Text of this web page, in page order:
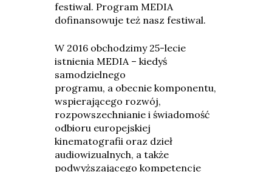
festiwal. Program MEDIA
dofinansowuje też nasz festiwal.
W 2016 obchodzimy 25-lecie
istnienia MEDIA – kiedyś
samodzielnego
programu, a obecnie komponentu,
wspierającego rozwój,
rozpowszechnianie i świadomość
odbioru europejskiej
kinematografii oraz dzieł
audiowizualnych, a także
podwyższającego kompetencje